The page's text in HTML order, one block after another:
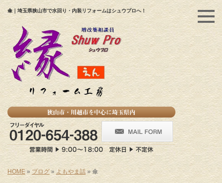
傘｜埼玉県狭山市で水回り・内装リフォームはシュウプロへ！
HOME » ブログ» よもやま話 » 傘